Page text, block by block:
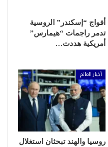
أفواج “إسكندر” الروسية
تدمر راجمات “هيمارس”
أمريكية هددت…
أخبار العالم
روسيا والهند تبحثان استغلال